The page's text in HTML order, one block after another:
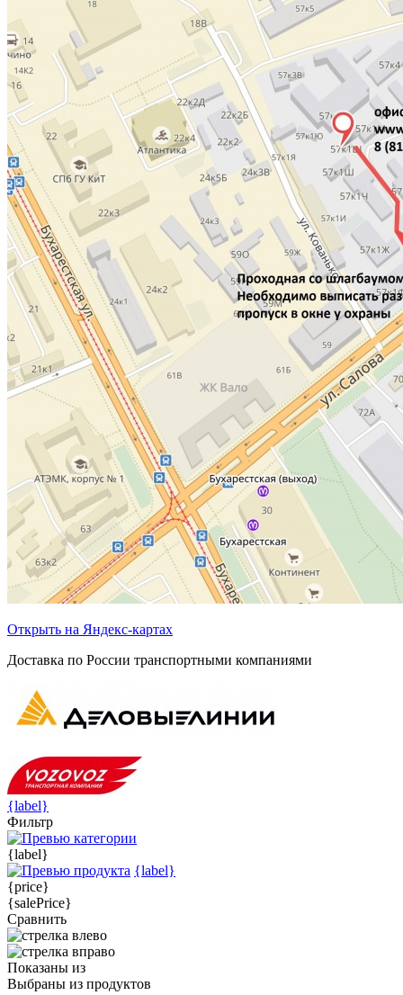
Открыть на Яндекс-картах
Доставка по России транспортными компаниями
{label}
Фильтр
{label}
{label}
{price}
{salePrice}
Сравнить
Показаны из
Выбраны из продуктов